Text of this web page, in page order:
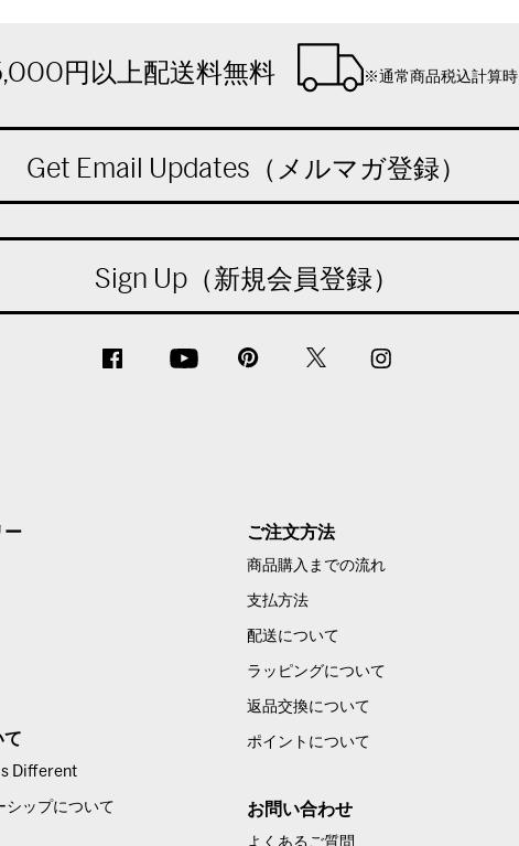
円以上配送料無料 ※通常商品税込計算時
Get Email Updates（メルマガ登録）
Sign Up（新規会員登録）
ー
て
Different
シップについて
ご注文方法
商品購入までの流れ
支払方法
配送について
ラッピングについて
返品交換について
ポイントについて
お問い合わせ
よくあるご質問